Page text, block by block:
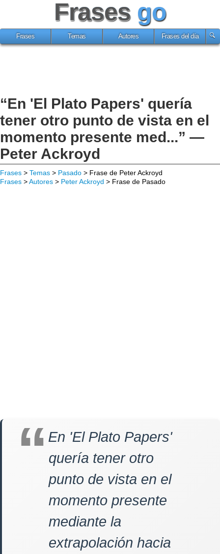
Frases go
Frases Temas Autores Frases del día
“En 'El Plato Papers' quería
tener otro punto de vista en el
momento presente med...” —
Peter Ackroyd
Frases > Temas > Pasado > Frase de Peter Ackroyd
Frases >Autores > Peter Ackroyd > Frase de Pasado
En 'El Plato Papers'
quería tener otro
punto de vista en el
momento presente
mediante la
extrapolación hacia